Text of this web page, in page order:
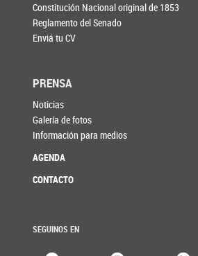
Constitución Nacional original de 1853
Reglamento del Senado
Enviá tu CV
PRENSA
Noticias
Galería de fotos
Información para medios
AGENDA
CONTACTO
SEGUINOS EN